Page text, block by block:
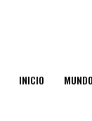
INICIO MUNDO